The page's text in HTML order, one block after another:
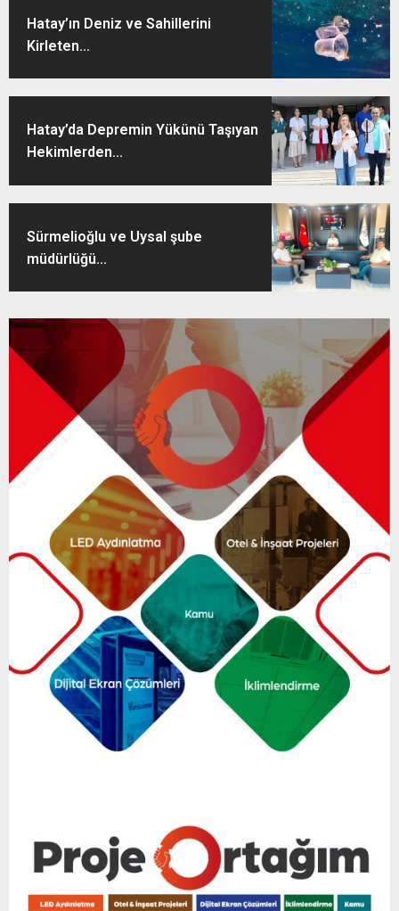
Hatay’ın Deniz ve Sahillerini
Kirleten...
Hatay’da Depremin Yükünü Taşıyan
Hekimlerden...
Sürmelioğlu ve Uysal şube
müdürlüğü...